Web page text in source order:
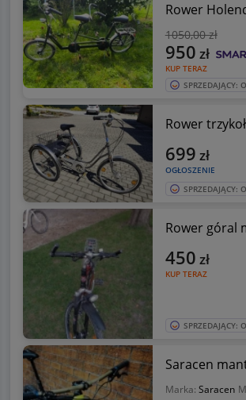
Rower
1050,00 zł
KUP TERAZ
950 zł
SPRZEDAJĄCY:
Rower
OGŁOSZENIE
699 zł
SPRZEDAJĄCY:
Rower góral
KUP TERAZ
450 zł
SPRZEDAJĄCY:
Saracen
Marka: Saracen